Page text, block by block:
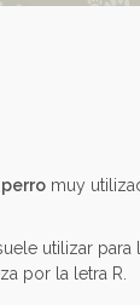
muy
utilizar para
por la letra R.